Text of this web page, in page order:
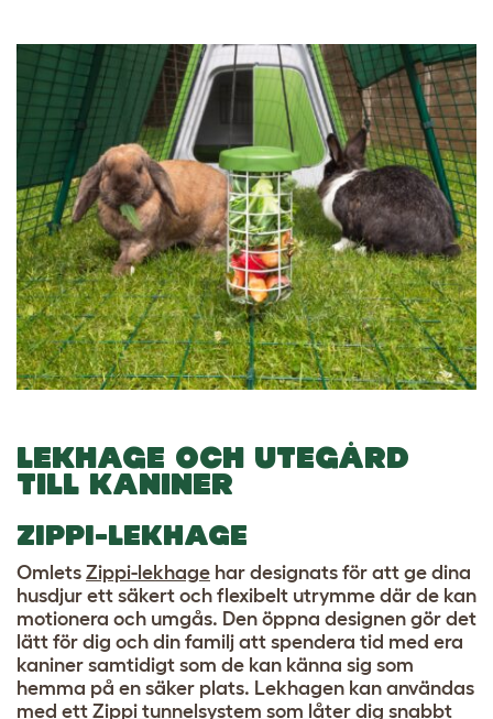
LEKHAGE OCH UTEGÅRD
TILL KANINER
ZIPPI-LEKHAGE
Omlets Zippi-lekhage har designats för att ge dina
husdjur ett säkert och flexibelt utrymme där de kan
motionera och umgås. Den öppna designen gör det
lätt för dig och din familj att spendera tid med era
kaniner samtidigt som de kan känna sig som
hemma på en säker plats. Lekhagen kan användas
med ett Zippi tunnelsystem som låter dig snabbt